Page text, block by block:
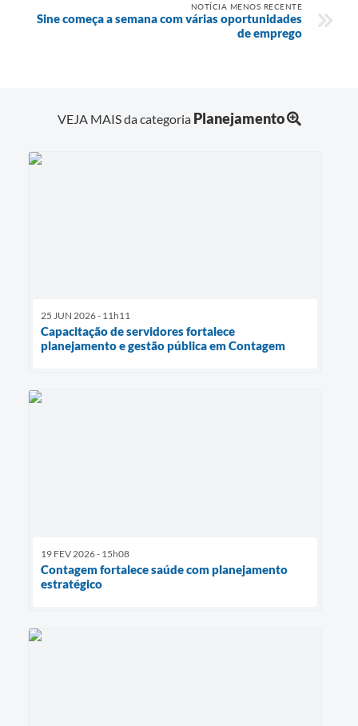
NOTÍCIA MENOS RECENTE
Sine começa a semana com várias oportunidades
de emprego
VEJA MAIS da categoria Planejamento
25 JUN 2026 - 11h11
Capacitação de servidores fortalece
planejamento e gestão pública em Contagem
19 FEV 2026 - 15h08
Contagem fortalece saúde com planejamento
estratégico